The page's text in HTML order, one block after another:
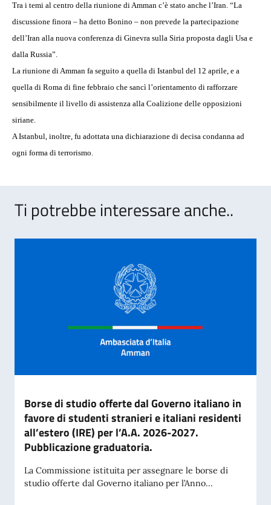
Tra i temi al centro della riunione di Amman c’è stato anche l’Iran. “La
discussione finora – ha detto Bonino – non prevede la partecipazione
dell’Iran alla nuova conferenza di Ginevra sulla Siria proposta dagli Usa e
dalla Russia”.
La riunione di Amman fa seguito a quella di Istanbul del 12 aprile, e a
quella di Roma di fine febbraio che sancì l’orientamento di rafforzare
sensibilmente il livello di assistenza alla Coalizione delle opposizioni
siriane.
A Istanbul, inoltre, fu adottata una dichiarazione di decisa condanna ad
ogni forma di terrorismo.
Ti potrebbe interessare anche..
Borse di studio offerte dal Governo italiano in
favore di studenti stranieri e italiani residenti
all’estero (IRE) per l’A.A. 2026-2027.
Pubblicazione graduatoria.
La Commissione istituita per assegnare le borse di
studio offerte dal Governo italiano per l’Anno...